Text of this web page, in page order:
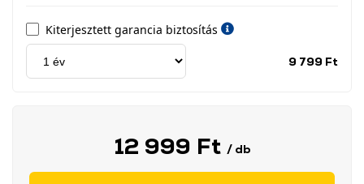
Kiterjesztett garancia biztosítás
9 799 Ft
12 999 Ft / db